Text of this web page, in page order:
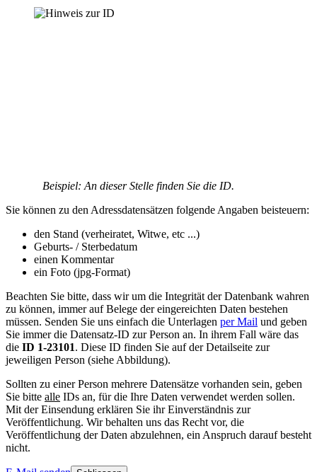
Beispiel: An dieser Stelle finden Sie die ID.
Sie können zu den Adressdatensätzen folgende Angaben beisteuern:
den Stand (verheiratet, Witwe, etc ...)
Geburts- / Sterbedatum
einen Kommentar
ein Foto (jpg-Format)
Beachten Sie bitte, dass wir um die Integrität der Datenbank wahren
zu können, immer auf Belege der eingereichten Daten bestehen
müssen. Senden Sie uns einfach die Unterlagen per Mail und geben
Sie immer die Datensatz-ID zur Person an. In ihrem Fall wäre das
die ID 1-23101. Diese ID finden Sie auf der Detailseite zur
jeweiligen Person (siehe Abbildung).
Sollten zu einer Person mehrere Datensätze vorhanden sein, geben
Sie bitte alle IDs an, für die Ihre Daten verwendet werden sollen.
Mit der Einsendung erklären Sie ihr Einverständnis zur
Veröffentlichung. Wir behalten uns das Recht vor, die
Veröffentlichung der Daten abzulehnen, ein Anspruch darauf besteht
nicht.